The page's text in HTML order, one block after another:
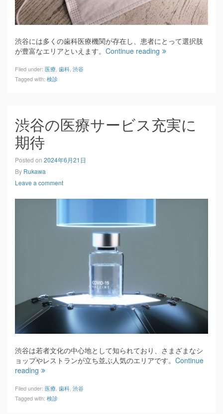
渋谷には多くの歯科医療機関が存在し、患者にとって選択肢
が豊富なエリアといえます。 Continue reading
Filed under: 医療 歯科 渋谷
Tagged with: 検診
渋谷の医療サービス充実に
期待
Posted on 2024年6月21日
By Rukawa
Leave a comment
渋谷は若者文化の中心地として知られており、さまざまなシ
ョップやレストランが立ち並ぶ人気のエリアです。 Continue
reading
Filed under: 医療 歯科 渋谷
Tagged with: 検診